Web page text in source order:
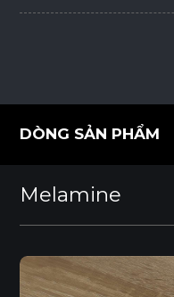
DÒNG SẢN PHẨM
Melamine